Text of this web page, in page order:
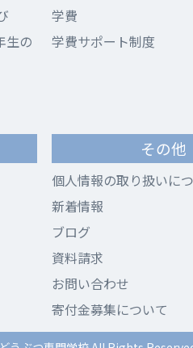
生の
学費
学費サポート制度
その他
個人情報の取り扱いに
新着情報
ブログ
資料請求
お問い合わせ
寄付金募集について